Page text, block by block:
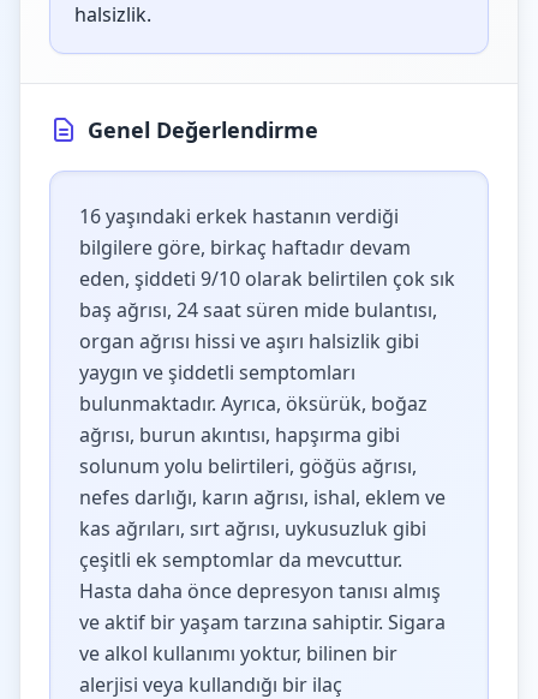
halsizlik.
Genel Değerlendirme
16 yaşındaki erkek hastanın verdiği
bilgilere göre, birkaç haftadır devam
eden, şiddeti 9/10 olarak belirtilen çok sık
baş ağrısı, 24 saat süren mide bulantısı,
organ ağrısı hissi ve aşırı halsizlik gibi
yaygın ve şiddetli semptomları
bulunmaktadır. Ayrıca, öksürük, boğaz
ağrısı, burun akıntısı, hapşırma gibi
solunum yolu belirtileri, göğüs ağrısı,
nefes darlığı, karın ağrısı, ishal, eklem ve
kas ağrıları, sırt ağrısı, uykusuzluk gibi
çeşitli ek semptomlar da mevcuttur.
Hasta daha önce depresyon tanısı almış
ve aktif bir yaşam tarzına sahiptir. Sigara
ve alkol kullanımı yoktur, bilinen bir
alerjisi veya kullandığı bir ilaç